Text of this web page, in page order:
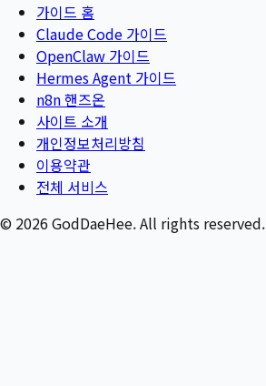
가이드 홈
Claude Code 가이드
OpenClaw 가이드
Hermes Agent 가이드
n8n 핸즈온
사이트 소개
개인정보처리방침
이용약관
전체 서비스
© 2026GodDaeHee. All rights reserved.